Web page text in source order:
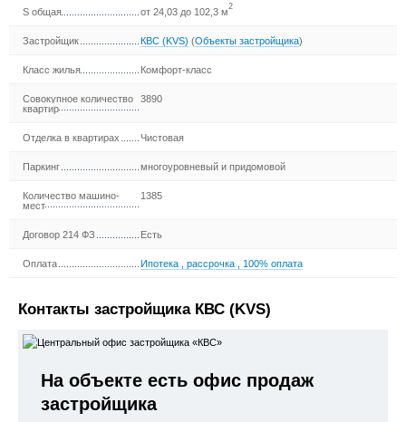
S общая от 24,03 до 102,3 м2
Застройщик КВС (KVS) (Объекты застройщика)
Класс жилья Комфорт-класс
Совокупное количество
квартир
3890
Отделка в квартирах Чистовая
Паркинг многоуровневый и придомовой
Количество машино-
мест
1385
Договор 214 ФЗ Есть
Оплата Ипотека ,рассрочка 100% оплата
Контакты застройщика КВС (KVS)
На объекте есть офис продаж
застройщика